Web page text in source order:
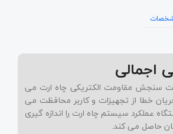
اجمالی
سنجش مقاومت الکتریکی چاه ارت می
خطا از تجهیزات و کاربر محافظت می
عملکرد سیستم چاه ارت را اندازه گیری
حاصل می کند.